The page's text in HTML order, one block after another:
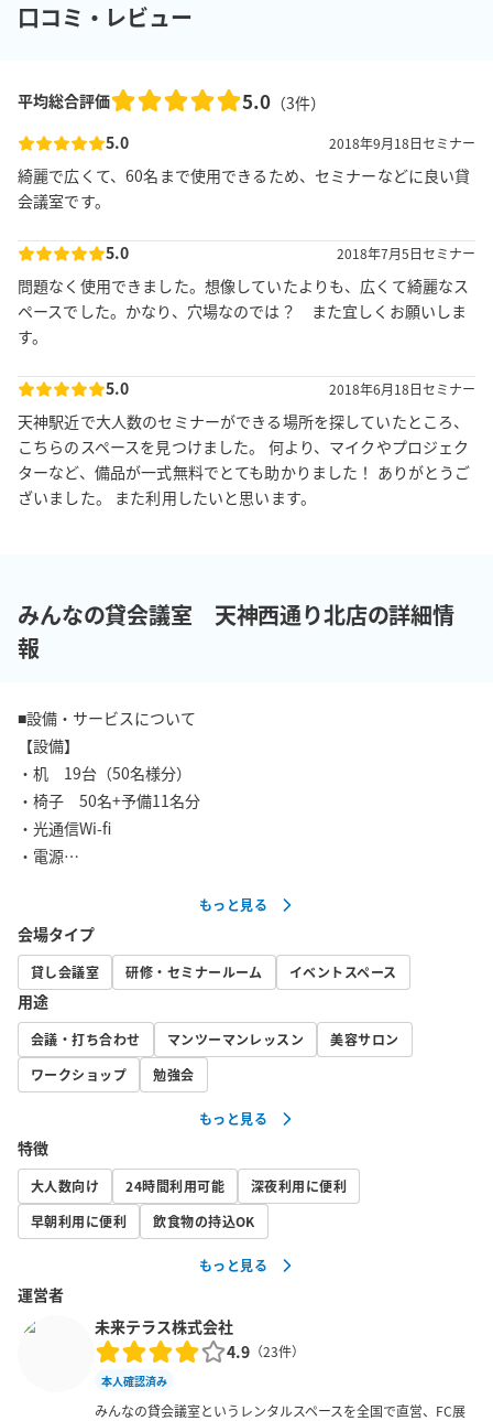
口コミ・レビュー
平均総合評価 5.0（3件）
5.0
2018年9月18日セミナー
綺麗で広くて、60名まで使用できるため、セミナーなどに良い貸
会議室です。
5.0 2018年7月5日セミナー
問題なく使用できました。想像していたよりも、広くて綺麗なス
ペースでした。かなり、穴場なのでは？ また宜しくお願いしま
す。
5.0 2018年6月18日セミナー
天神駅近で大人数のセミナーができる場所を探していたところ、
こちらのスペースを見つけました。 何より、マイクやプロジェク
ターなど、備品が一式無料でとても助かりました！ ありがとうご
ざいました。 また利用したいと思います。
みんなの貸会議室 天神西通り北店の詳細情
報
■設備・サービスについて
【設備】
・机　19台（50名様分）
・椅子　50名+予備11名分
・光通信Wi-fi
・電源
・ホワイトボード （2台）
・プロジェクター
・プロジェクター用スクリーン
・プロジェクター台
・ワイヤレスマイク2本とスピーカー
・講演台
■ご利用用途
こちらのお部屋は60名までご利用が可能となっています。
会議はもちろん、会議やビジネス利用以外の用途でもご好評いた
だいております。
・会議、打ち合わせ、ミーティング
・勉強会、セミナー、レッスン、教室、塾
・面談、面接
・ゲーム大会、映画鑑賞会、ママ会、オールナイトイベント
・各種交流会、懇親会
もっと見る
会場タイプ
貸し会議室 研修・セミナールーム イベントスペース
用途
会議・打ち合わせ マンツーマンレッスン
美容サロン
ワークショップ
勉強会
もっと見る
特徴
大人数向け 24時間利用可能
深夜利用に便利
早朝利用に便利
飲食物の持込OK
もっと見る
運営者
未来テラス株式会社
4.9 （23件）
本人確認済み
みんなの貸会議室というレンタルスペースを全国で直営、FC展